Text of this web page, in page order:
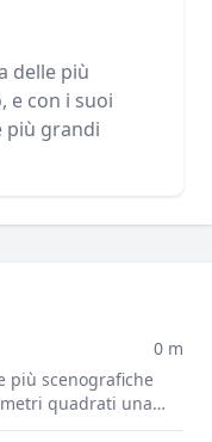
delle più
e con i suoi
più grandi
0 m
più scenografiche
quadrati una